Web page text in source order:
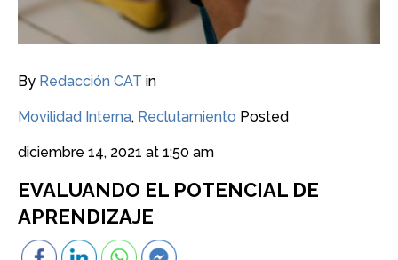
By Redacción CAT in
Movilidad Interna, Reclutamiento Posted
diciembre 14, 2021 at 1:50 am
EVALUANDO EL POTENCIAL DE
APRENDIZAJE